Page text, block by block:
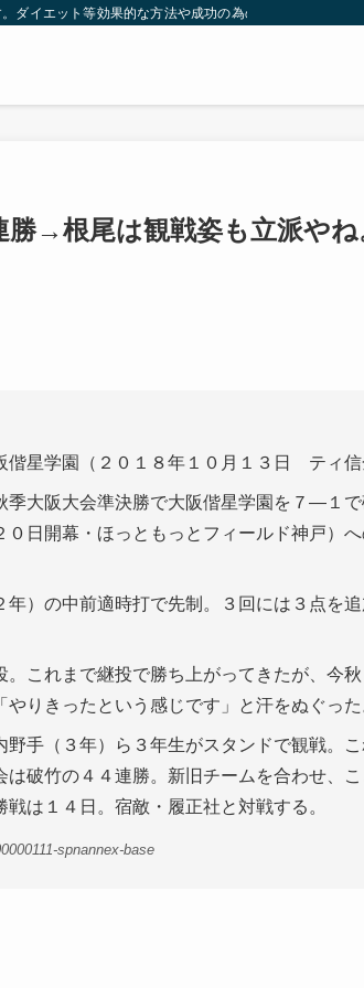
ダイエット等効果的な方法や成功の為の秘訣等。太っ
→根尾は観戦姿も立派やね
星学園（２０１８年１０月１３日 ティ信
季大阪大会準決勝で大阪偕星学園を７―１
日開幕・ほっともっとフィールド神戸）
）の中前適時打で先制。３回には３点を
これまで継投で勝ち上がってきたが、今
りきったという感じです」と汗をぬぐった
手（３年）ら３年生がスタンドで観戦。
破竹の４４連勝。新旧チームを合わせ、
は１４日。宿敵・履正社と対戦する。
spnannex-base